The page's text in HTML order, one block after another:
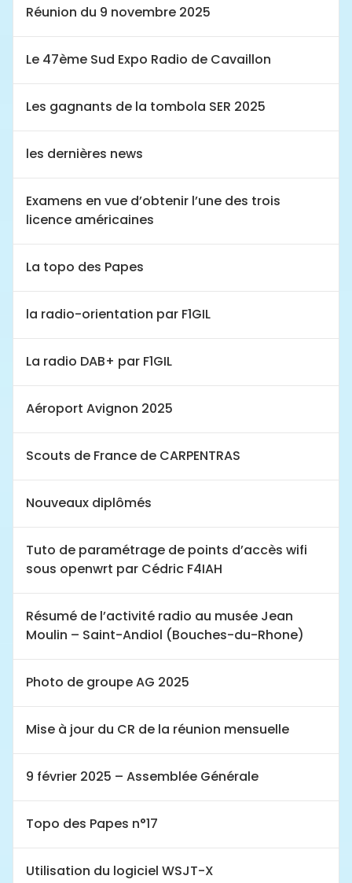
Réunion du 9 novembre 2025
Le 47ème Sud Expo Radio de Cavaillon
Les gagnants de la tombola SER 2025
les dernières news
Examens en vue d’obtenir l’une des trois
licence américaines
La topo des Papes
la radio-orientation par F1GIL
La radio DAB+ par F1GIL
Aéroport Avignon 2025
Scouts de France de CARPENTRAS
Nouveaux diplômés
Tuto de paramétrage de points d’accès wifi
sous openwrt par Cédric F4IAH
Résumé de l’activité radio au musée Jean
Moulin – Saint-Andiol (Bouches-du-Rhone)
Photo de groupe AG 2025
Mise à jour du CR de la réunion mensuelle
9 février 2025 – Assemblée Générale
Topo des Papes n°17
Utilisation du logiciel WSJT-X